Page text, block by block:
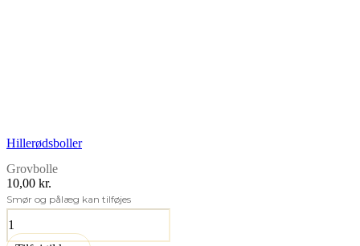
Hillerødsboller
Grovbolle
10,00 kr.
Smør og pålæg kan tilføjes
Hillerødsboller
antal